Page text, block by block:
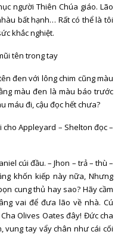
người Thiên Chúa giáo. Lão
bất hạnh… Rất có thể là tôi
khắc nghiệt.
tên trong tay
đen với lông chim cũng màu
màu đen là màu báo trước
máu đi, cậu đọc hết chưa?
cho Appleyard – Shelton đọc –
cúi đầu. – Jhon – trả – thù –
khốn kiếp này nữa, Nhưng
cung thủ hay sao? Hãy cầm
vai để đưa lão về nhà. Cú
Olives Oates đây! Đức cha
vung tay vẩy chân như cái cối